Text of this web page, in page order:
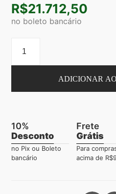
R$21.712,50
no boleto bancário
ADICIONAR
10%
Desconto
no Pix ou Boleto
bancário
Frete
Grátis
Para
acima de